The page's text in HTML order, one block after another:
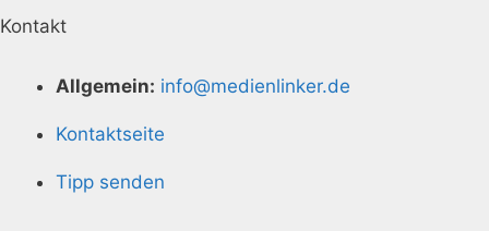
Kontakt
Allgemein: info@medienlinker.de
Kontaktseite
Tipp senden